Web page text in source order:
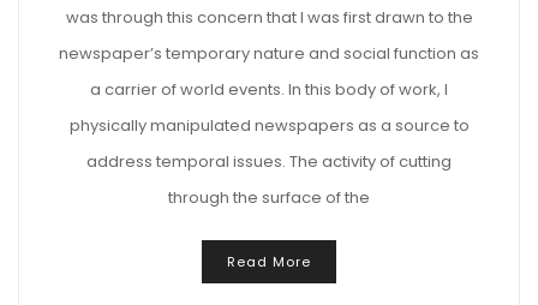
was through this concern that I was first drawn to the
newspaper’s temporary nature and social function as
a carrier of world events. In this body of work, I
physically manipulated newspapers as a source to
address temporal issues. The activity of cutting
through the surface of the
Read More